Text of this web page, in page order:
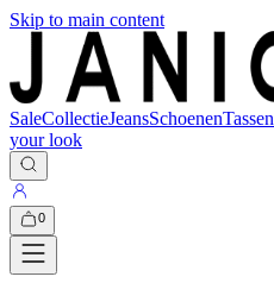
Skip to main content
SaleCollectieJeansSchoenenTassen
your look
0